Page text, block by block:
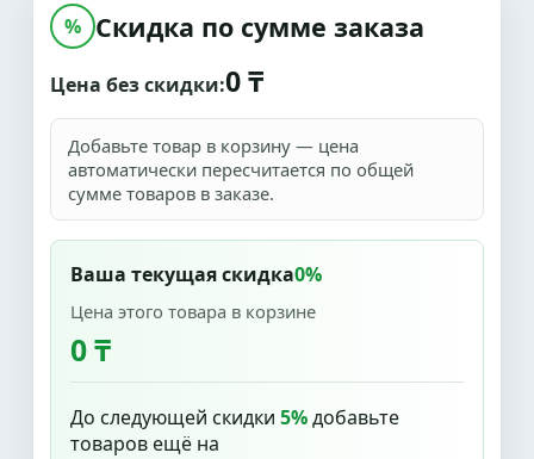
% Скидка по сумме заказа
Цена без скидки:0 ₸
Добавьте товар в корзину — цена
автоматически пересчитается по общей
сумме товаров в заказе.
Ваша текущая скидка0%
Цена этого товара в корзине
0 ₸
До следующей скидки 5%добавьте
товаров ещё на